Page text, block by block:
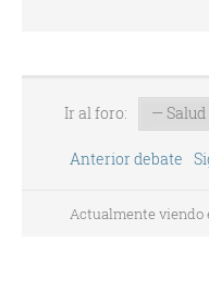
Ir al foro:
Anterior debate
Actualmente viendo